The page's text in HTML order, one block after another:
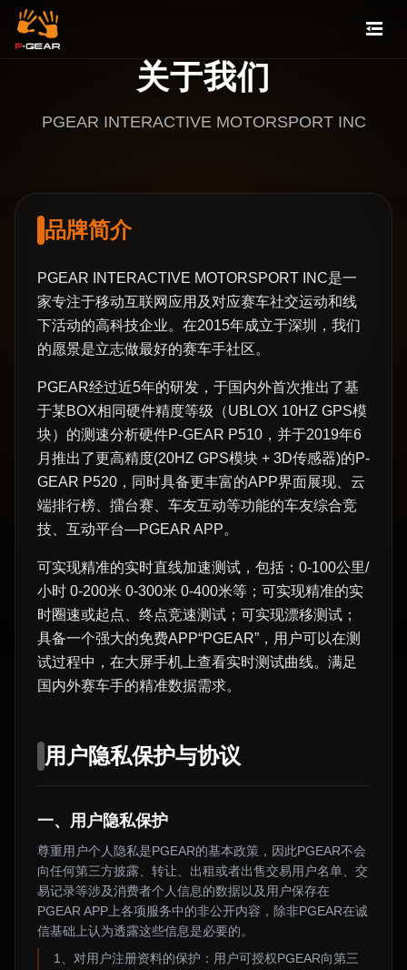
关于我们
PGEAR INTERACTIVE MOTORSPORT INC
品牌简介
PGEAR INTERACTIVE MOTORSPORT INC是一
家专注于移动互联网应用及对应赛车社交运动和线
下活动的高科技企业。在2015年成立于深圳，我们
的愿景是立志做最好的赛车手社区。
PGEAR经过近5年的研发，于国内外首次推出了基
于某BOX相同硬件精度等级（UBLOX 10HZ GPS模
块）的测速分析硬件P-GEAR P510，并于2019年6
月推出了更高精度(20HZ GPS模块 + 3D传感器)的P-
GEAR P520，同时具备更丰富的APP界面展现、云
端排行榜、擂台赛、车友互动等功能的车友综合竞
技、互动平台—PGEAR APP。
可实现精准的实时直线加速测试，包括：0-100公里/
小时 0-200米 0-300米 0-400米等；可实现精准的实
时圈速或起点、终点竞速测试；可实现漂移测试；
具备一个强大的免费APP“PGEAR”，用户可以在测
试过程中，在大屏手机上查看实时测试曲线。满足
国内外赛车手的精准数据需求。
用户隐私保护与协议
一、用户隐私保护
尊重用户个人隐私是PGEAR的基本政策，因此PGEAR不会
向任何第三方披露、转让、出租或者出售交易用户名单、交
易记录等涉及消费者个人信息的数据以及用户保存在
PGEAR APP上各项服务中的非公开内容，除非PGEAR在诚
信基础上认为透露这些信息是必要的。
1、对用户注册资料的保护：用户可授权PGEAR向第三